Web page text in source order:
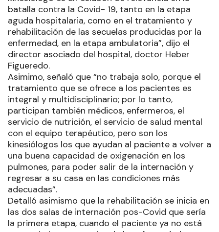
batalla contra la Covid- 19, tanto en la etapa
aguda hospitalaria, como en el tratamiento y
rehabilitación de las secuelas producidas por la
enfermedad, en la etapa ambulatoria”, dijo el
director asociado del hospital, doctor Heber
Figueredo.
Asimimo, señaló que “no trabaja solo, porque el
tratamiento que se ofrece a los pacientes es
integral y multidisciplinario; por lo tanto,
participan también médicos, enfermeros, el
servicio de nutrición, el servicio de salud mental
con el equipo terapéutico, pero son los
kinesiólogos los que ayudan al paciente a volver a
una buena capacidad de oxigenación en los
pulmones, para poder salir de la internación y
regresar a su casa en las condiciones más
adecuadas”.
Detalló asimismo que la rehabilitación se inicia en
las dos salas de internación pos-Covid que sería
la primera etapa, cuando el paciente ya no está